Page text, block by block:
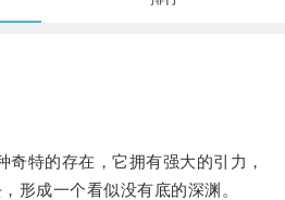
特的存在，它拥有强大的引力，
形成一个看似没有底的深渊。